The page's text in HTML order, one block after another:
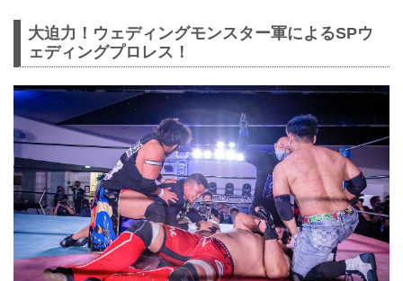
大迫力！ウェディングモンスター軍によるSPウ
ェディングプロレス！